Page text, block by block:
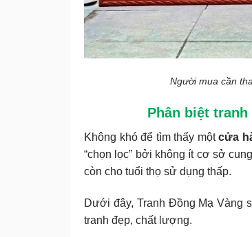
Người mua cần
Phân biệt
Không khó để tìm thấy mộtcửa
“chọn lọc” bởi không ít cơ sở
còn cho tuổi thọ sử dụng thấp.
Dưới đây, Tranh Đồng Mạ Vàng
tranh đẹp, chất lượng.